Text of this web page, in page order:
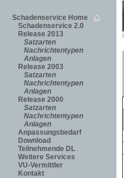
Schadenservice Home
Schadenservice 2.0
Release 2013
Satzarten
Nachrichtentypen
Anlagen
Release 2003
Satzarten
Nachrichtentypen
Anlagen
Release 2000
Satzarten
Nachrichtentypen
Anlagen
Anpassungsbedarf
Download
Teilnehmende DL
Weitere Services
VU-Vermittler
Kontakt